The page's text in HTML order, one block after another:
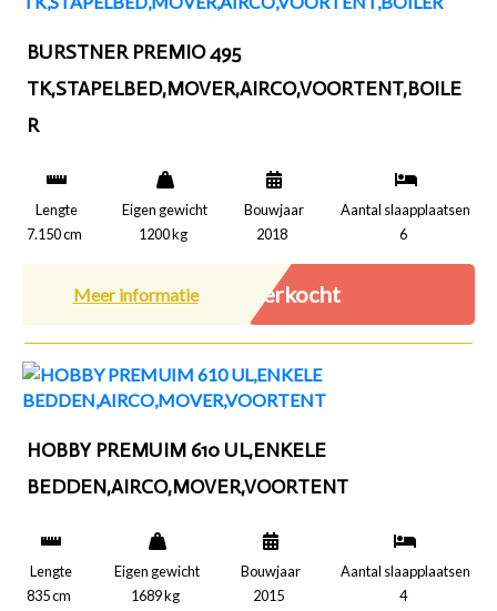
BURSTNER PREMIO 495
TK,STAPELBED,MOVER,AIRCO,VOORTENT,BOILE
R
Lengte
7.150 cm
Eigen gewicht
1200 kg
Bouwjaar
2018
Aantal slaapplaatsen
6
Meer informatie Verkocht
HOBBY PREMUIM 610 UL,ENKELE
BEDDEN,AIRCO,MOVER,VOORTENT
Lengte
835 cm
Eigen gewicht
1689 kg
Bouwjaar
2015
Aantal slaapplaatsen
4